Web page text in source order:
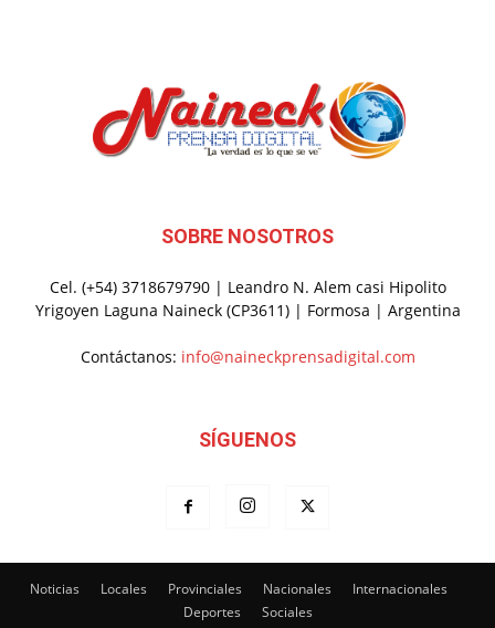
SOBRE NOSOTROS
Cel. (+54) 3718679790 | Leandro N. Alem casi Hipolito
Yrigoyen Laguna Naineck (CP3611) | Formosa | Argentina
Contáctanos: info@naineckprensadigital.com
SÍGUENOS
Noticias Locales Provinciales Nacionales
Internacionales
Deportes
Sociales